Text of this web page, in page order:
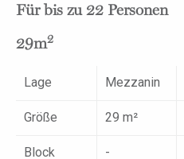
Für bis zu 22 Personen
29m2
Lage Mezzanin
Größe 29 m²
Block -